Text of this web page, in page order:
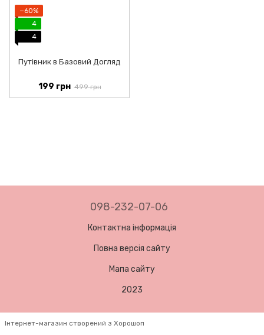
−60%
4
4
Путівник в Базовий Догляд
199 грн 499 грн
098-232-07-06
Контактна інформація
Повна версія сайту
Мапа сайту
2023
Інтернет-магазин створений з Хорошоп